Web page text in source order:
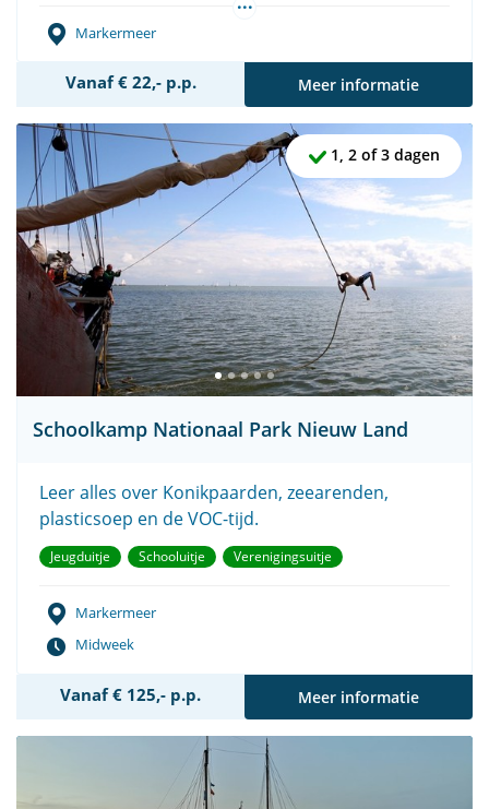
Markermeer
Vanaf € 22,- p.p. Meer informatie
1, 2 of 3 dagen
Schoolkamp Nationaal Park Nieuw Land
Leer alles over Konikpaarden, zeearenden,
plasticsoep en de VOC-tijd.
Jeugduitje Schooluitje Verenigingsuitje
Markermeer
Midweek
Vanaf € 125,- p.p. Meer informatie